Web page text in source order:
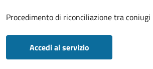
Procedimento di riconciliazione tra coniugi
Accedi al servizio